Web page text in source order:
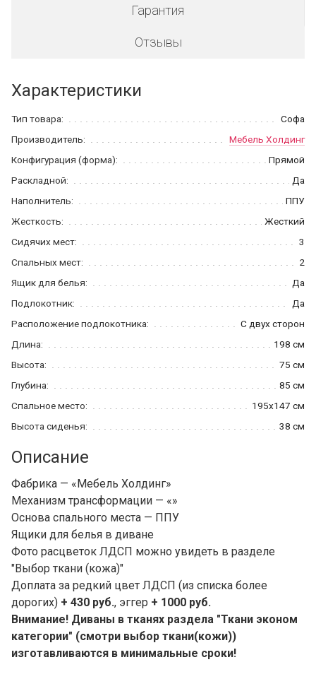
Гарантия
Отзывы
Характеристики
Тип товара:
Софа
Производитель:
Мебель Холдинг
Конфигурация (форма):
Прямой
Раскладной:
Да
Наполнитель:
ППУ
Жесткость:
Жесткий
Сидячих мест:
3
Спальных мест:
2
Ящик для белья:
Да
Подлокотник:
Да
Расположение подлокотника:
С двух сторон
Длина:
198 см
Высота:
75 см
Глубина:
85 см
Спальное место:
195x147 см
Высота сиденья:
38 см
Описание
Фабрика — «Мебель Холдинг»
Механизм трансформации — «»
Основа спального места — ППУ
Ящики для белья в диване
Фото расцветок ЛДСП можно увидеть в разделе
"Выбор ткани (кожа)"
Доплата за редкий цвет ЛДСП (из списка более
дорогих) + 430 руб., эггер + 1000 руб.
Внимание! Диваны в тканях раздела "Ткани эконом
категории" (смотри выбор ткани(кожи))
изготавливаются в минимальные сроки!